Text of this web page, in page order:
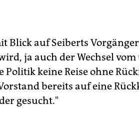
Blick auf Seiberts
ja auch der Wechsel
Politik keine Reise ohne
bereits auf eine
gesucht."